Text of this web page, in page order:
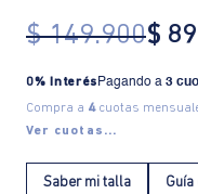
$ 149.900$ 89
0% Interés Pagando a 3
Compra a 4cuotas
Ver cuotas...
Saber mi talla